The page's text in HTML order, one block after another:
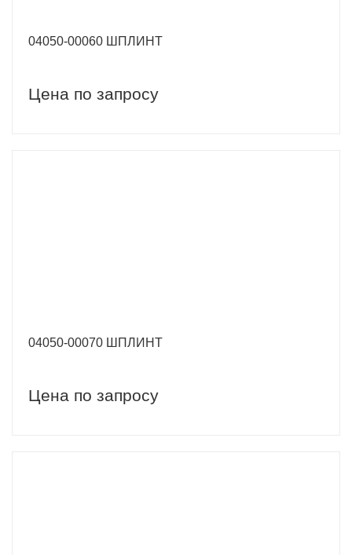
04050-00060 ШПЛИНТ
Цена по запросу
04050-00070 ШПЛИНТ
Цена по запросу